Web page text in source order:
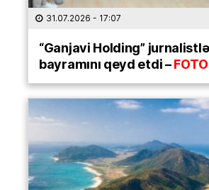
31.07.2026 - 17:07
“Ganjavi Holding”
bayramını qeyd etdi –FOTO